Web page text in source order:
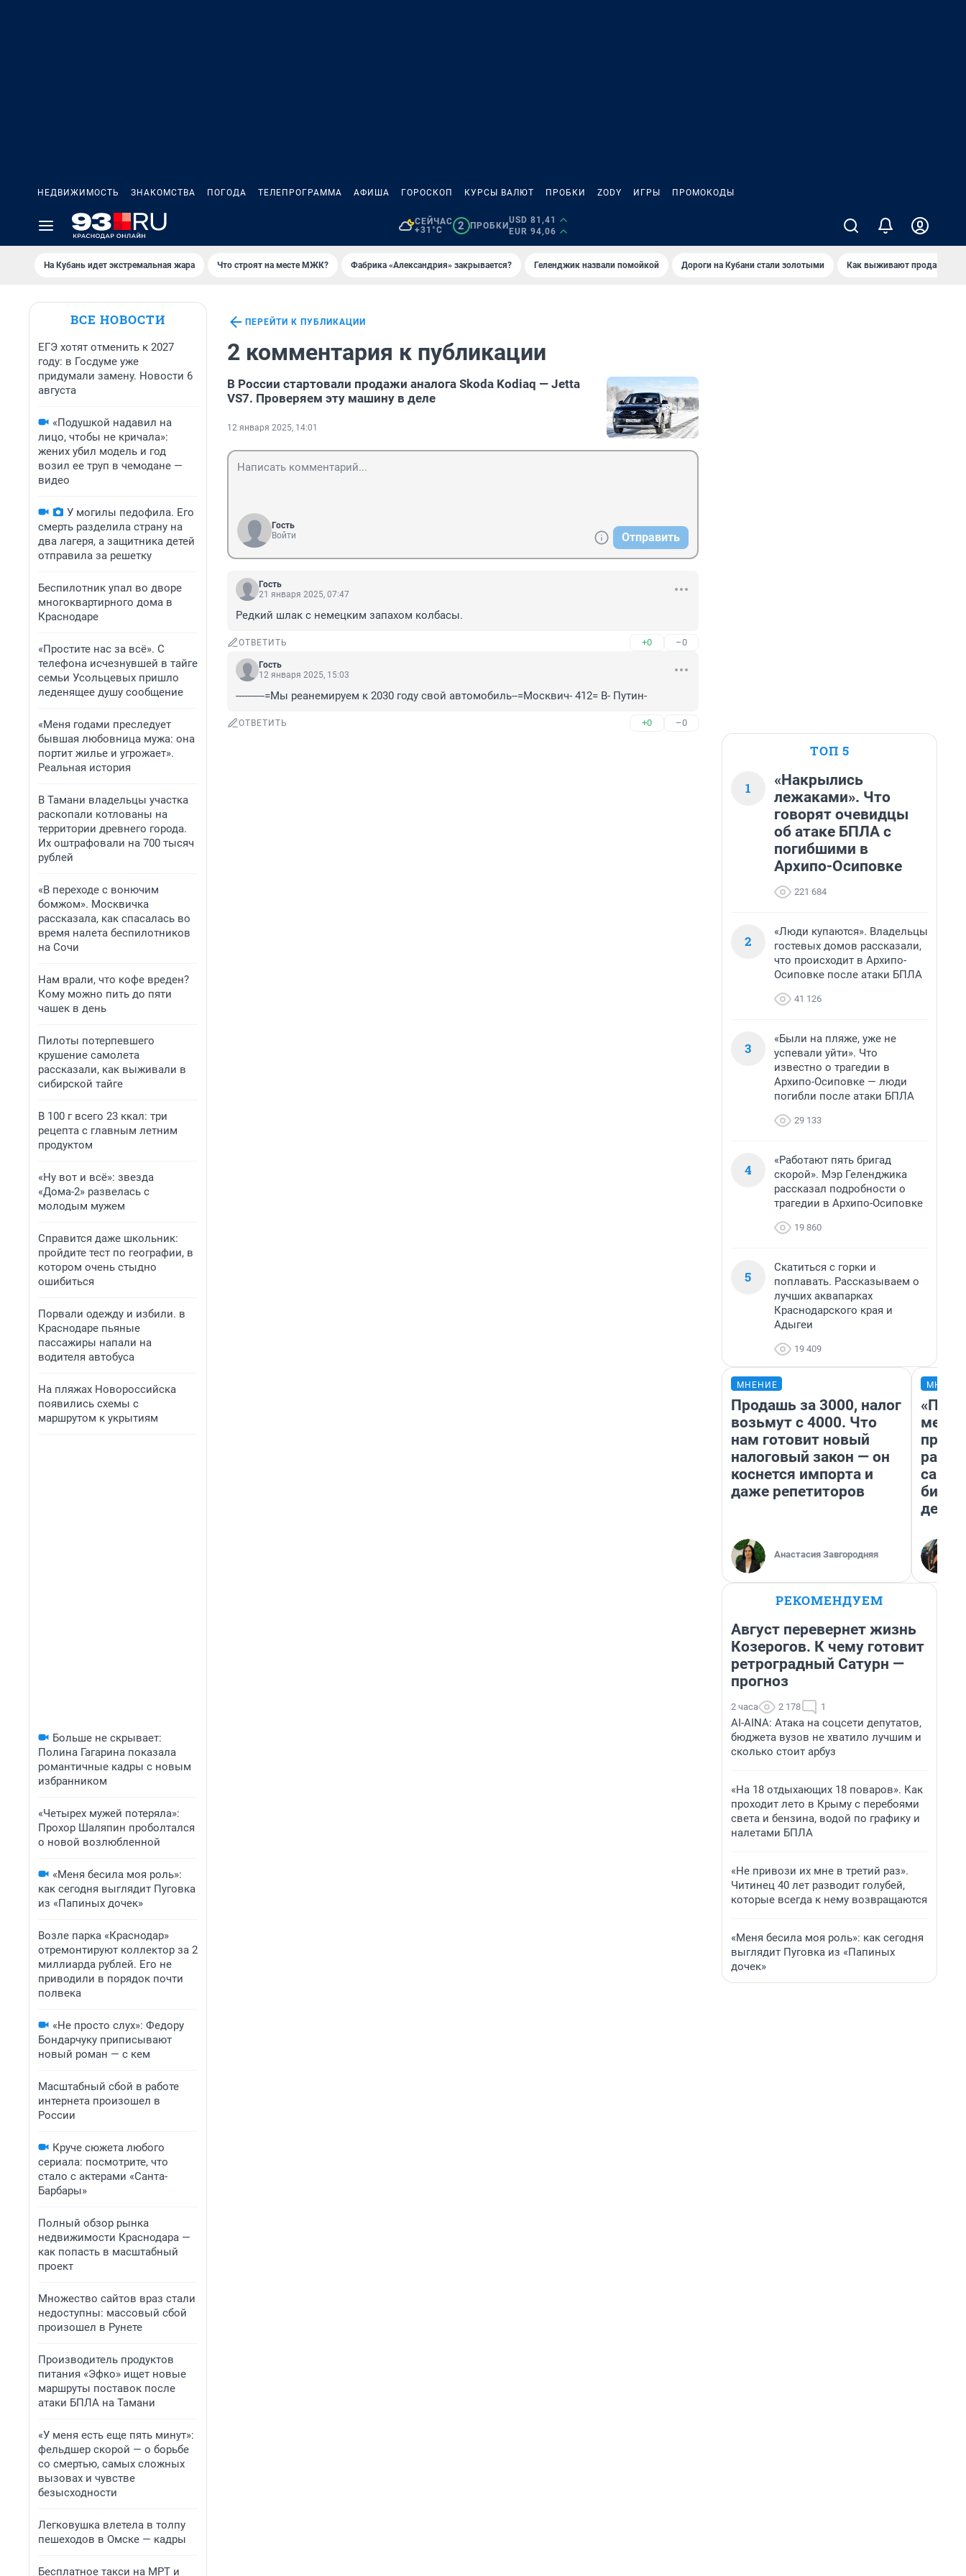
НЕДВИЖИМОСТЬ ЗНАКОМСТВА ПОГОДА ТЕЛЕПРОГРАММА АФИША ГОРОСКОП КУРСЫ ВАЛЮТ ПРОБКИ ZODY ИГРЫ ПРОМОКОДЫ
СЕЙЧАС
+31°C
2 ПРОБКИ
USD 81,41
EUR 94,06
На Кубань идет экстремальная жара Что строят на месте МЖК? Фабрика «Александрия» закрывается? Геленджик назвали помойкой Дороги на Кубани стали золотыми Как выживают продавцы
ВСЕ НОВОСТИ
ЕГЭ хотят отменить к 2027
году: в Госдуме уже
придумали замену. Новости 6
августа
«Подушкой надавил на
лицо, чтобы не кричала»:
жених убил модель и год
возил ее труп в чемодане —
видео
У могилы педофила. Его
смерть разделила страну на
два лагеря, а защитника детей
отправила за решетку
Беспилотник упал во дворе
многоквартирного дома в
Краснодаре
«Простите нас за всё». С
телефона исчезнувшей в тайге
семьи Усольцевых пришло
леденящее душу сообщение
«Меня годами преследует
бывшая любовница мужа: она
портит жилье и угрожает».
Реальная история
В Тамани владельцы участка
раскопали котлованы на
территории древнего города.
Их оштрафовали на 700 тысяч
рублей
«В переходе с вонючим
бомжом». Москвичка
рассказала, как спасалась во
время налета беспилотников
на Сочи
Нам врали, что кофе вреден?
Кому можно пить до пяти
чашек в день
Пилоты потерпевшего
крушение самолета
рассказали, как выживали в
сибирской тайге
В 100 г всего 23 ккал: три
рецепта с главным летним
продуктом
«Ну вот и всё»: звезда
«Дома-2» развелась с
молодым мужем
Справится даже школьник:
пройдите тест по географии, в
котором очень стыдно
ошибиться
Порвали одежду и избили. в
Краснодаре пьяные
пассажиры напали на
водителя автобуса
На пляжах Новороссийска
появились схемы с
маршрутом к укрытиям
Больше не скрывает:
Полина Гагарина показала
романтичные кадры с новым
избранником
«Четырех мужей потеряла»:
Прохор Шаляпин проболтался
о новой возлюбленной
«Меня бесила моя роль»:
как сегодня выглядит Пуговка
из «Папиных дочек»
Возле парка «Краснодар»
отремонтируют коллектор за 2
миллиарда рублей. Его не
приводили в порядок почти
полвека
«Не просто слух»: Федору
Бондарчуку приписывают
новый роман — с кем
Масштабный сбой в работе
интернета произошел в
России
Круче сюжета любого
сериала: посмотрите, что
стало с актерами «Санта-
Барбары»
Полный обзор рынка
недвижимости Краснодара —
как попасть в масштабный
проект
Множество сайтов враз стали
недоступны: массовый сбой
произошел в Рунете
Производитель продуктов
питания «Эфко» ищет новые
маршруты поставок после
атаки БПЛА на Тамани
«У меня есть еще пять минут»:
фельдшер скорой — о борьбе
со смертью, самых сложных
вызовах и чувстве
безысходности
Легковушка влетела в толпу
пешеходов в Омске — кадры
Бесплатное такси на МРТ и
ПЕРЕЙТИ К ПУБЛИКАЦИИ
2 комментария к публикации
В России стартовали продажи аналога Skoda Kodiaq — Jetta
VS7. Проверяем эту машину в деле
12 января 2025, 14:01
Гость
Войти
Отправить
Гость
21 января 2025, 07:47
Редкий шлак с немецким запахом колбасы.
ОТВЕТИТЬ +0 –0
Гость
12 января 2025, 15:03
----------=Мы реанемируем к 2030 году свой автомобиль--=Москвич- 412= В- Путин-
ОТВЕТИТЬ +0 –0
ТОП 5
1
«Накрылись
лежаками». Что
говорят очевидцы
об атаке БПЛА с
погибшими в
Архипо-Осиповке
221 684
2
«Люди купаются». Владельцы
гостевых домов рассказали,
что происходит в Архипо-
Осиповке после атаки БПЛА
41 126
3
«Были на пляже, уже не
успевали уйти». Что
известно о трагедии в
Архипо-Осиповке — люди
погибли после атаки БПЛА
29 133
4
«Работают пять бригад
скорой». Мэр Геленджика
рассказал подробности о
трагедии в Архипо-Осиповке
19 860
5
Скатиться с горки и
поплавать. Рассказываем о
лучших аквапарках
Краснодарского края и
Адыгеи
19 409
МНЕНИЕ
Продашь за 3000, налог
возьмут с 4000. Что
нам готовит новый
налоговый закон — он
коснется импорта и
даже репетиторов
Анастасия Завгородняя
РЕКОМЕНДУЕМ
Август перевернет жизнь
Козерогов. К чему готовит
ретроградный Сатурн —
прогноз
2 часа 2 178 1
AI-AINA: Атака на соцсети депутатов,
бюджета вузов не хватило лучшим и
сколько стоит арбуз
«На 18 отдыхающих 18 поваров». Как
проходит лето в Крыму с перебоями
света и бензина, водой по графику и
налетами БПЛА
«Не привози их мне в третий раз».
Читинец 40 лет разводит голубей,
которые всегда к нему возвращаются
«Меня бесила моя роль»: как сегодня
выглядит Пуговка из «Папиных
дочек»